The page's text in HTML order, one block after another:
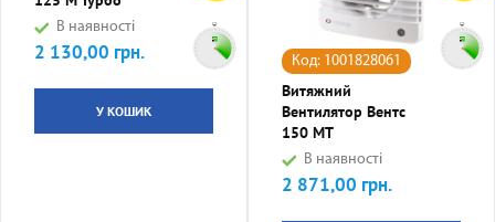
В наявності
Ціна
2 130,00 грн.
У КОШИК
Код: 1001828061
Витяжний
Вентилятор Вентс
150 МТ
В наявності
Ціна
2 871,00 грн.